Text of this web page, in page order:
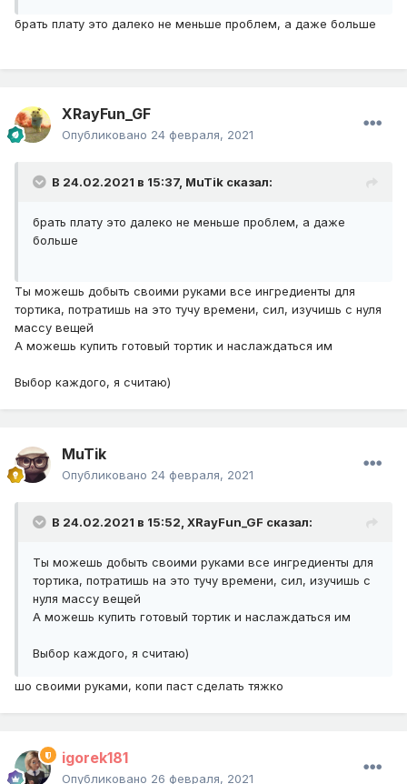
брать плату это далеко не меньше проблем, а даже больше
XRayFun_GF
Опубликовано 24 февраля, 2021
В 24.02.2021 в 15:37, MuTik сказал:
брать плату это далеко не меньше проблем, а даже
больше
Ты можешь добыть своими руками все ингредиенты для
тортика, потратишь на это тучу времени, сил, изучишь с нуля
массу вещей
А можешь купить готовый тортик и наслаждаться им
Выбор каждого, я считаю)
MuTik
Опубликовано 24 февраля, 2021
В 24.02.2021 в 15:52, XRayFun_GF сказал:
Ты можешь добыть своими руками все ингредиенты для
тортика, потратишь на это тучу времени, сил, изучишь с
нуля массу вещей
А можешь купить готовый тортик и наслаждаться им
Выбор каждого, я считаю)
шо своими руками, копи паст сделать тяжко
igorek181
Опубликовано 26 февраля, 2021